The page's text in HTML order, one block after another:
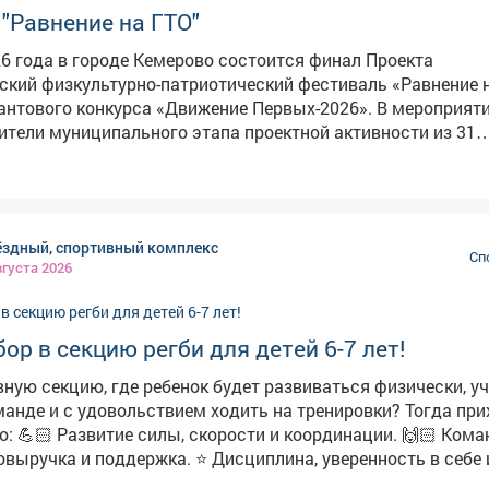
на ГТО"
года в городе Кемерово состоится финал Проекта
физкультурно-патриотический фестиваль «Равнение
конкурса «Движение Первых-2026». В мероприятии примут
муниципального этапа проектной активности из 31
образования Кузбасса. Состав команды 6 человек, 3
состоящих на различного вида
начнётся с инструктажа и разминки с участием
настоящим
гордости за нашу Родину. Затем команды примут участие
Участники должны будут преодолеть физкультурно-
препятствий. Авангардом этих испытаний станут
комплекса ГТО, а также задания, направленные
при метании мяча, сборке и разборки автомата, оказания
прохождения модульной полосы с различными
а также проверят интеллект и знания истории в
знаю всё о ГТО!» и «Защитник Отечества». К тому же
спортивный комплекс
2026
в секцию регби для детей 6-7 лет!
секцию, где ребенок будет развиваться физически,
и с удовольствием ходить на тренировки? Тогда
⭐ Дисциплина, уверенность в себе и
и любовь к активному